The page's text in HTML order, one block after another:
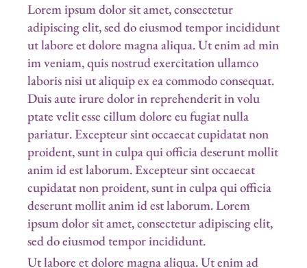
Lorem ipsum dolor sit amet, consectetur
adipiscing elit, sed do eiusmod tempor incididunt
ut labore et dolore magna aliqua. Ut enim ad min
im veniam, quis nostrud exercitation ullamco
laboris nisi ut aliquip ex ea commodo consequat.
Duis aute irure dolor in reprehenderit in volu
ptate velit esse cillum dolore eu fugiat nulla
pariatur. Excepteur sint occaecat cupidatat non
proident, sunt in culpa qui officia deserunt mollit
anim id est laborum. Excepteur sint occaecat
cupidatat non proident, sunt in culpa qui officia
deserunt mollit anim id est laborum. Lorem
ipsum dolor sit amet, consectetur adipiscing elit,
sed do eiusmod tempor incididunt.
Ut labore et dolore magna aliqua. Ut enim ad